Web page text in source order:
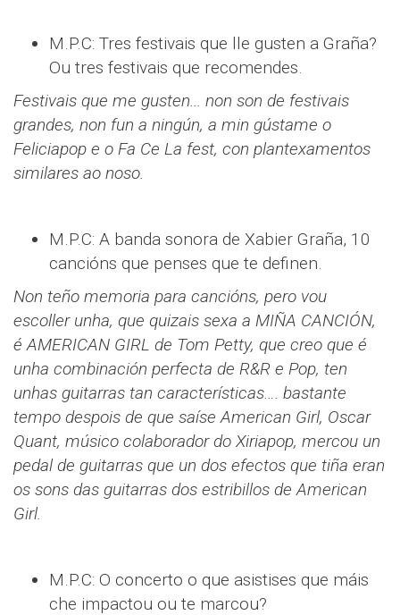
M.P.C: Tres festivais que lle gusten a Graña?
Ou tres festivais que recomendes.
Festivais que me gusten... non son de festivais
grandes, non fun a ningún, a min gústame o
Feliciapop e o Fa Ce La fest, con plantexamentos
similares ao noso.
M.P.C: A banda sonora de Xabier Graña, 10
cancións que penses que te definen.
Non teño memoria para cancións, pero vou
escoller unha, que quizais sexa a MIÑA CANCIÓN,
é AMERICAN GIRL de Tom Petty, que creo que é
unha combinación perfecta de R&R e Pop, ten
unhas guitarras tan características…. bastante
tempo despois de que saíse American Girl, Oscar
Quant, músico colaborador do Xiriapop, mercou un
pedal de guitarras que un dos efectos que tiña eran
os sons das guitarras dos estribillos de American
Girl.
M.P.C: O concerto o que asistises que máis
che impactou ou te marcou?